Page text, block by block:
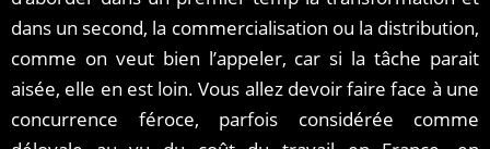
dans un second, la commercialisation ou la distribution,
comme on veut bien l’appeler, car si la tâche parait
aisée, elle en est loin. Vous allez devoir faire face à une
concurrence féroce, parfois considérée comme